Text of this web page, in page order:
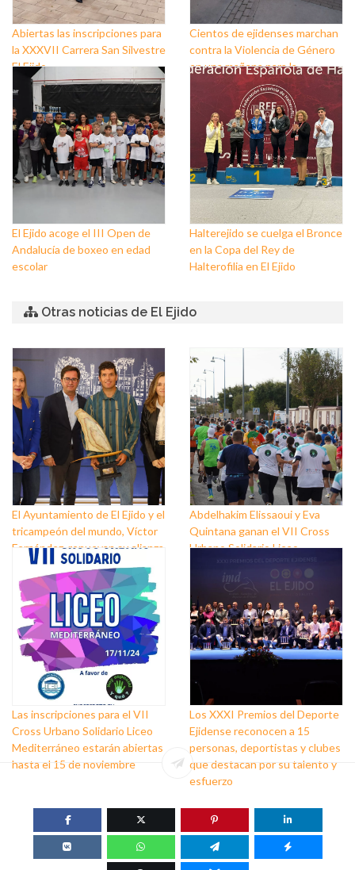
Abiertas las inscripciones para
la XXXVII Carrera San Silvestre
El Ejido
Cientos de ejidenses marchan
contra la Violencia de Género
en una mañana para la
reivindicación y la
concienciación
El Ejido acoge el III Open de
Andalucía de boxeo en edad
escolar
Halterejido se cuelga el Bronce
en la Copa del Rey de
Halterofilia en El Ejido
Otras noticias de El Ejido
El Ayuntamiento de El Ejido y el
tricampeón del mundo, Víctor
Fernández, renuevan su alianza
para seguir promocionando las
bondades del municipio por el
mundo
Abdelhakim Elissaoui y Eva
Quintana ganan el VII Cross
Urbano Solidario Liceo
Mediterráneo
Las inscripciones para el VII
Cross Urbano Solidario Liceo
Mediterráneo estarán abiertas
hasta el 15 de noviembre
Los XXXI Premios del Deporte
Ejidense reconocen a 15
personas, deportistas y clubes
que destacan por su talento y
esfuerzo